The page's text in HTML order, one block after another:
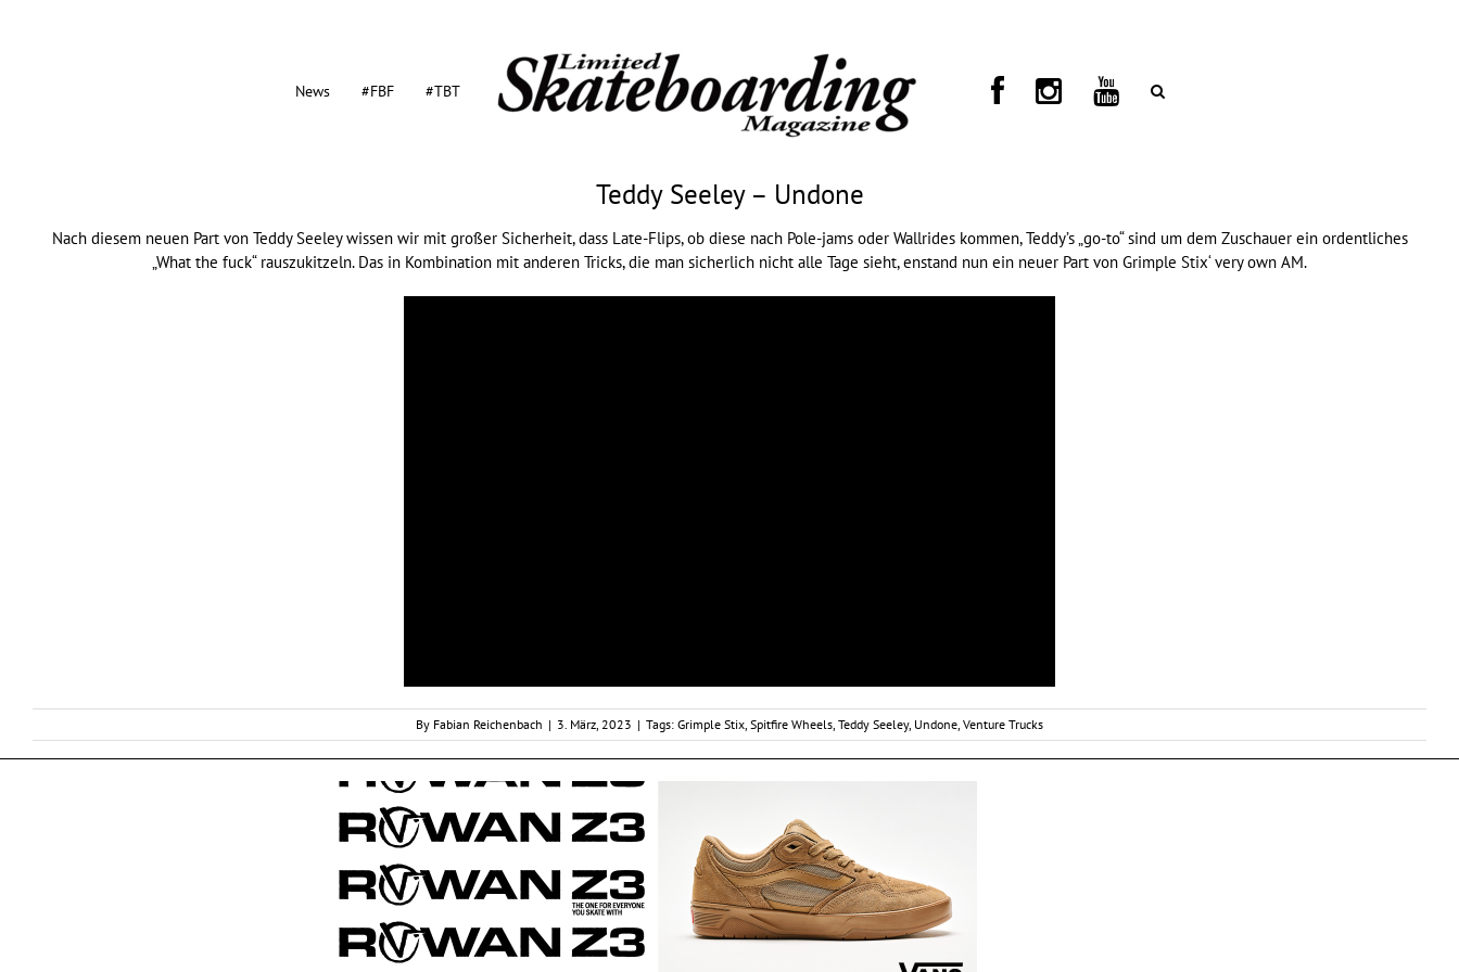
News #FBF #TBT
Teddy Seeley – Undone
Nach diesem neuen Part von Teddy Seeley wissen wir mit großer Sicherheit, dass Late-Flips, ob diese nach Pole-jams oder Wallrides kommen, Teddy’s „go-to“ sind um dem Zuschauer ein ordentliches
„What the fuck“ rauszukitzeln. Das in Kombination mit anderen Tricks, die man sicherlich nicht alle Tage sieht, enstand nun ein neuer Part von Grimple Stix‘ very own AM.
By Fabian Reichenbach | 3. März, 2023 | Tags: Grimple Stix Spitfire Wheels Teddy Seeley, Undone Venture Trucks